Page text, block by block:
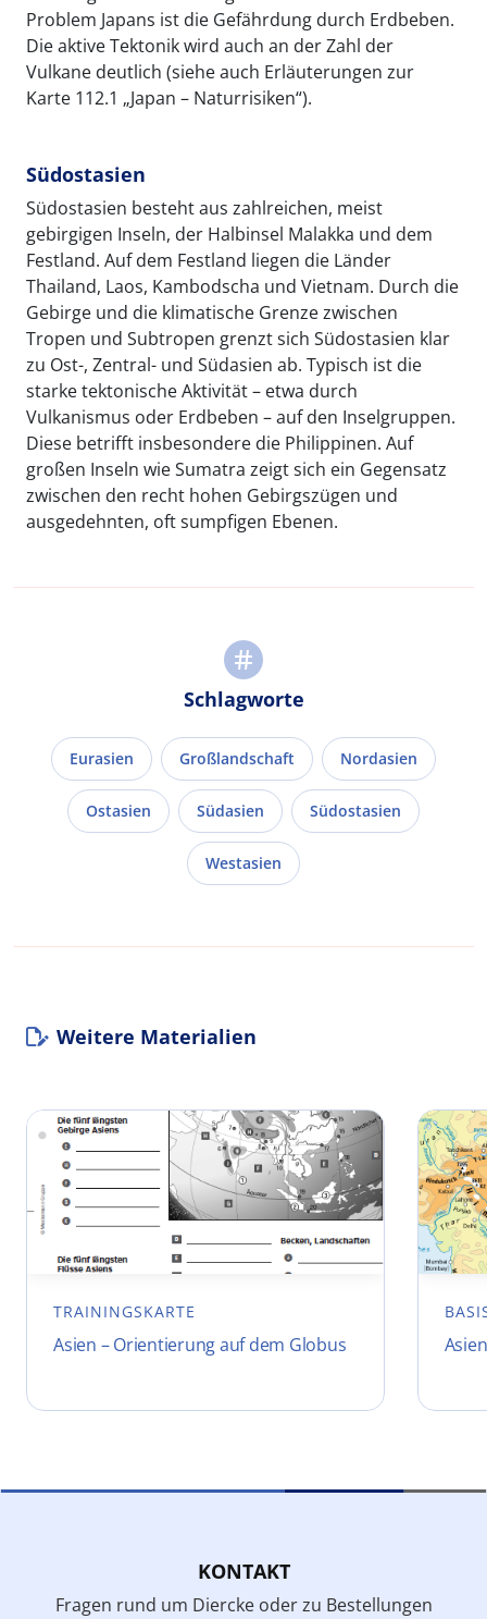
Problem Japans ist die Gefährdung durch Erdbeben.
Die aktive Tektonik wird auch an der Zahl der
Vulkane deutlich (siehe auch Erläuterungen zur
Karte 112.1 „Japan – Naturrisiken“).
Südostasien
Südostasien besteht aus zahlreichen, meist
gebirgigen Inseln, der Halbinsel Malakka und dem
Festland. Auf dem Festland liegen die Länder
Thailand, Laos, Kambodscha und Vietnam. Durch die
Gebirge und die klimatische Grenze zwischen
Tropen und Subtropen grenzt sich Südostasien klar
zu Ost-, Zentral- und Südasien ab. Typisch ist die
starke tektonische Aktivität – etwa durch
Vulkanismus oder Erdbeben – auf den Inselgruppen.
Diese betrifft insbesondere die Philippinen. Auf
großen Inseln wie Sumatra zeigt sich ein Gegensatz
zwischen den recht hohen Gebirgszügen und
ausgedehnten, oft sumpfigen Ebenen.
Schlagworte
Eurasien Großlandschaft Nordasien
Ostasien Südasien Südostasien
Westasien
Weitere Materialien
TRAININGSKARTE
Asien – Orientierung auf dem Globus
KONTAKT
Fragen rund um Diercke oder zu Bestellungen